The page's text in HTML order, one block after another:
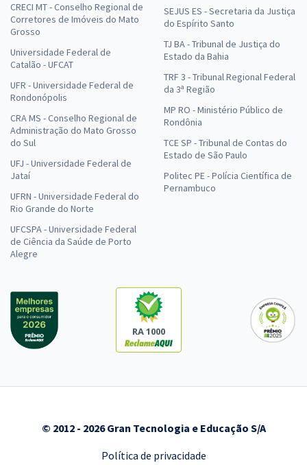
CRECI MT - Conselho Regional de
Corretores de Imóveis do Mato
Grosso
Universidade Federal de
Catalão - UFCAT
UFR - Universidade Federal de
Rondonópolis
CRA MS - Conselho Regional de
Administração do Mato Grosso
do Sul
UFJ - Universidade Federal de
Jataí
UFRN - Universidade Federal do
Rio Grande do Norte
UFCSPA - Universidade Federal
de Ciência da Saúde de Porto
Alegre
SEJUS ES - Secretaria da Justiça
do Espírito Santo
TJ BA - Tribunal de Justiça do
Estado da Bahia
TRF 3 - Tribunal Regional Federal
da 3ª Região
MP RO - Ministério Público de
Rondônia
TCE SP - Tribunal de Contas do
Estado de São Paulo
Politec PE - Polícia Científica de
Pernambuco
RA 1000
© 2012 - 2026 Gran Tecnologia e Educação S/A
Política de privacidade